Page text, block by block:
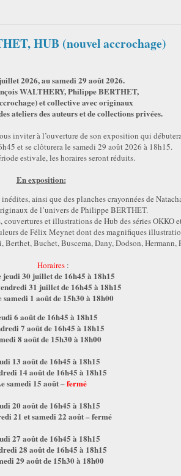
HUB (nouvel accrochage)
2026, au samedi 29 août 2026.
WALTHERY, Philippe BERTHET,
et collective avec originaux
ateliers des auteurs et de collections privées.
inviter à l’ouverture de son exposition qui
et se clôturera le samedi 29 août 2026 à 18h15.
estivale, les horaires seront réduits.
En exposition:
ainsi que des planches crayonnées de
de l’univers de Philippe BERTHET.
et illustrations de Hub des séries OKKO
de Félix Meynet dont des magnifiques
Berthet, Buchet, Buscema, Dany, Dodson,
Horaires :
jeudi 30 juillet de 16h45 à 18h15
31 juillet de 16h45 à 18h15
samedi 1 août de 15h30 à 18h00
6 août de 16h45 à 18h15
7 août de 16h45 à 18h15
8 août de 15h30 à 18h00
13 août de 16h45 à 18h15
14 août de 16h45 à 18h15
samedi 15 août –fermé
20 août de 16h45 à 18h15
21 et samedi 22 août – fermé
27 août de 16h45 à 18h15
28 août de 16h45 à 18h15
29 août de 15h30 à 18h00